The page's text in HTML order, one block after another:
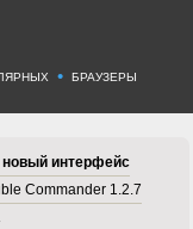
• БРАУЗЕРЫ
интерфейс
Commander 1.2.7